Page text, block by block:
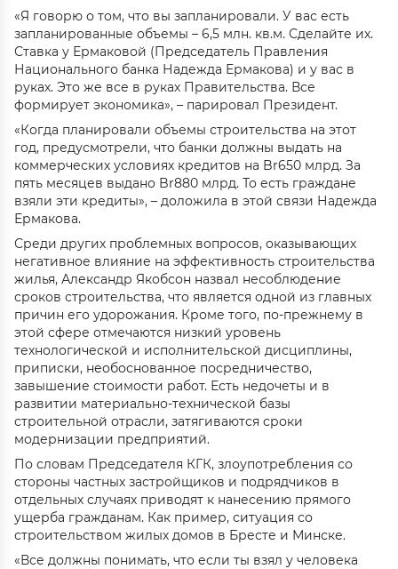
«Я говорю о том, что вы запланировали. У вас есть
запланированные объемы – 6,5 млн. кв.м. Сделайте их.
Ставка у Ермаковой (Председатель Правления
Национального банка Надежда Ермакова) и у вас в
руках. Это же все в руках Правительства. Все
формирует экономика», – парировал Президент.
«Когда планировали объемы строительства на этот
год, предусмотрели, что банки должны выдать на
коммерческих условиях кредитов на Br650 млрд. За
пять месяцев выдано Br880 млрд. То есть граждане
взяли эти кредиты», – доложила в этой связи Надежда
Ермакова.
Среди других проблемных вопросов, оказывающих
негативное влияние на эффективность строительства
жилья, Александр Якобсон назвал несоблюдение
сроков строительства, что является одной из главных
причин его удорожания. Кроме того, по-прежнему в
этой сфере отмечаются низкий уровень
технологической и исполнительской дисциплины,
приписки, необоснованное посредничество,
завышение стоимости работ. Есть недочеты и в
развитии материально-технической базы
строительной отрасли, затягиваются сроки
модернизации предприятий.
По словам Председателя КГК, злоупотребления со
стороны частных застройщиков и подрядчиков в
отдельных случаях приводят к нанесению прямого
ущерба гражданам. Как пример, ситуация со
строительством жилых домов в Бресте и Минске.
«Все должны понимать, что если ты взял у человека